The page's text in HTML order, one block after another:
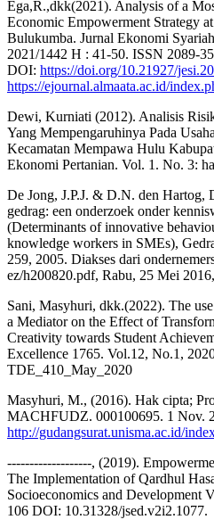
Ega,R.,dkk(2021). Analysis of a
Economic Empowerment Strategy
Bulukumba. Jurnal Ekonomi
2021/1442 H : 41-50. ISSN 2089-
DOI: https://doi.org/10.21927/
https://ejournal.almaata.ac.id/
Dewi, Kurniati (2012). Analisis
Yang Mempengaruhinya Pada
Kecamatan Mempawa Hulu
Ekonomi Pertanian. Vol. 1. No. 3:
De Jong, J.P.J. & D.N. den Hartog,
gedrag: een onderzoek onder
(Determinants of innovative
knowledge workers in SMEs),
259, 2005. Diakses dari
ez/h200820.pdf, Rabu, 25 Mei
Sani, Masyhuri, dkk.(2022). The
a Mediator on the Effect of
Creativity towards Student
Excellence 1765. Vol.12, No.1,
TDE_410_May_2020
Masyhuri, M., (2016). Hak cipta;
MACHFUDZ. 000100695. 1 Nov.
http://gudangsurat.unisma.ac.id/
-------------------, (2019).
The Implementation of Qardhul
Socioeconomics and Development
106 DOI: 10.31328/jsed.v2i2.1077.